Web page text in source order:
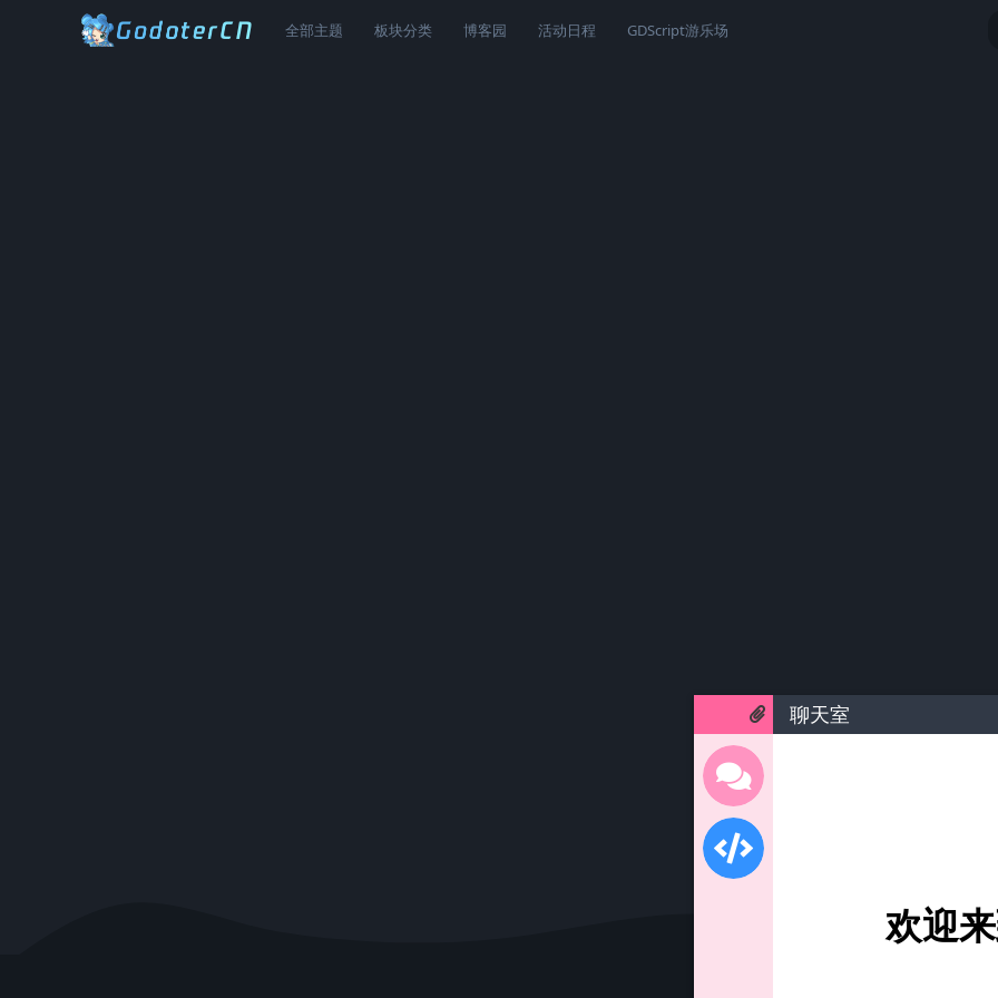
全部主题 板块分类 博客园 活动日程 GDScript游乐场
聊天室
欢迎